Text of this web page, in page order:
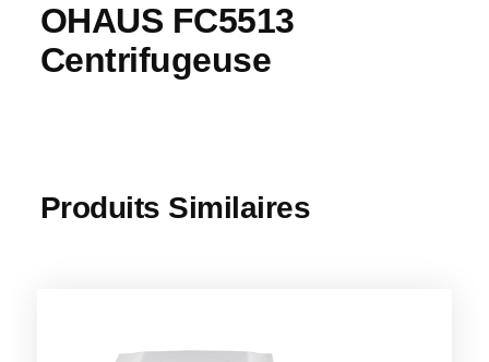
OHAUS FC5513
Centrifugeuse
Produits Similaires